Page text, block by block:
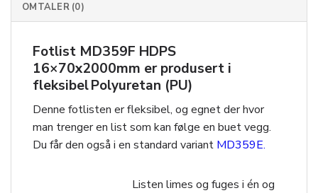
OMTALER (0)
Fotlist MD359F HDPS
16×70x2000mm er produsert i
fleksibel Polyuretan (PU)
Denne fotlisten er fleksibel, og egnet der hvor
man trenger en list som kan følge en buet vegg.
Du får den også i en standard variant MD359E.
Listen limes og fuges i én og